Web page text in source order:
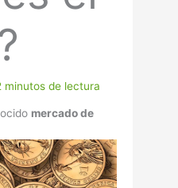
minutos de lectura
mercado de